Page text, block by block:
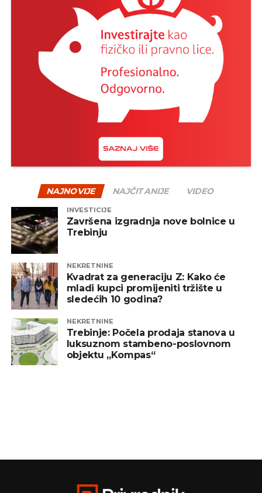
NAJNOVIJE NAJČITANIJE VIDEO
INVESTICIJE
Završena izgradnja nove bolnice u
Trebinju
NEKRETNINE
Kvadrat za generaciju Z: Kako će
mladi kupci promijeniti tržište u
sledećih 10 godina?
NEKRETNINE
Trebinje: Počela prodaja stanova u
luksuznom stambeno-poslovnom
objektu „Kompas“